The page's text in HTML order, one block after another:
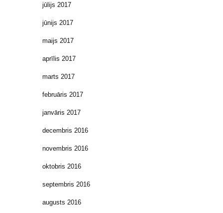
jūlijs 2017
jūnijs 2017
maijs 2017
aprīlis 2017
marts 2017
februāris 2017
janvāris 2017
decembris 2016
novembris 2016
oktobris 2016
septembris 2016
augusts 2016